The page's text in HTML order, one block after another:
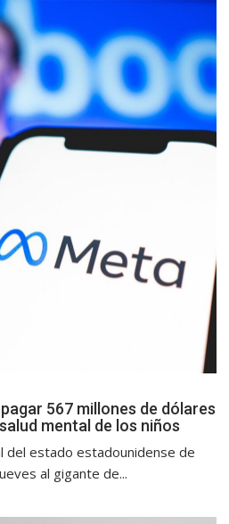
567 millones de dólares
mental de los niños
del estado estadounidense de
al gigante de...